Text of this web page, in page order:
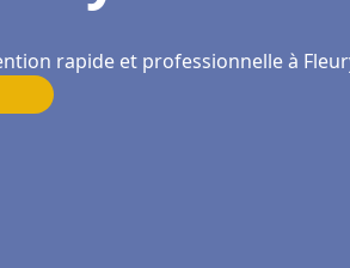
rapide et professionnelle à